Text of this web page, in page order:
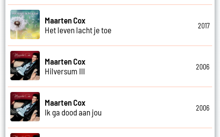
Maarten Cox
Het leven lacht je toe
2017
Maarten Cox
Hilversum III
2006
Maarten Cox
Ik ga dood aan jou
2006